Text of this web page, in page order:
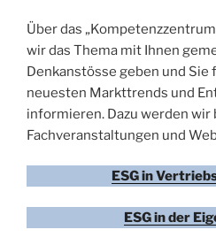
Über das
wir das Thema mit Ihnen
Denkanstösse geben und
neuesten Markttrends und
informieren. Dazu werden wir
Fachveranstaltungen und
ESG in
ESG in der